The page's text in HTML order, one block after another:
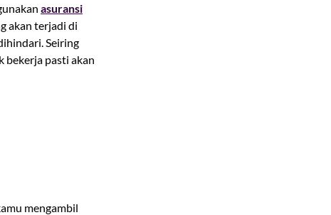
asuransi
akan terjadi di
Seiring
bekerja pasti akan
mengambil